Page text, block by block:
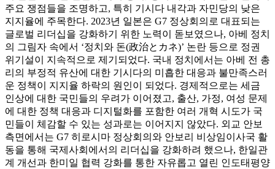
주요 쟁점들을 조명하고, 특히 기시다 내각과 자민당의 낮은
지지율에 주목한다. 2023년 일본은 G7 정상회의로 대표되는
글로벌 리더십을 강화하기 위한 노력이 돋보였으나, 아베 정치
의 그림자 속에서 ‘정치와 돈(政治とカネ)’ 논란 등으로 정권
위기설이 지속적으로 제기되었다. 국내 정치에서는 아베 전 총
리의 부정적 유산에 대한 기시다의 미흡한 대응과 불만족스러
운 정책이 지지율 하락의 원인이 되었다. 경제적으로는 세금
인상에 대한 국민들의 우려가 이어졌고, 출산, 가정, 여성 문제
에 대한 정책 대응과 디지털화를 포함한 여러 개혁 시도가 국
민들이 체감할 수 있는 성과로는 이어지지 않았다. 외교 안보
측면에서는 G7 히로시마 정상회의와 안보리 비상임이사국 활
동을 통해 국제사회에서의 리더십을 강화하려 했으나, 한일관
계 개선과 한미일 협력 강화를 통한 자유롭고 열린 인도태평양